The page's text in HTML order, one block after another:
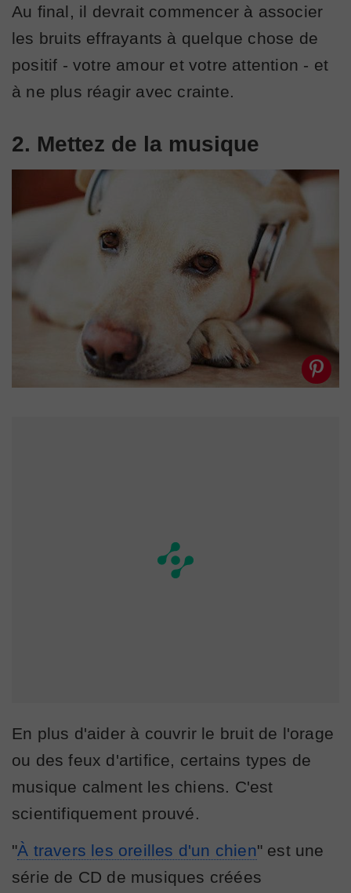
Au final, il devrait commencer à associer
les bruits effrayants à quelque chose de
positif - votre amour et votre attention - et
à ne plus réagir avec crainte.
2. Mettez de la musique
En plus d'aider à couvrir le bruit de l'orage
ou des feux d'artifice, certains types de
musique calment les chiens. C'est
scientifiquement prouvé.
"À travers les oreilles d'un chien" est une
série de CD de musiques créées